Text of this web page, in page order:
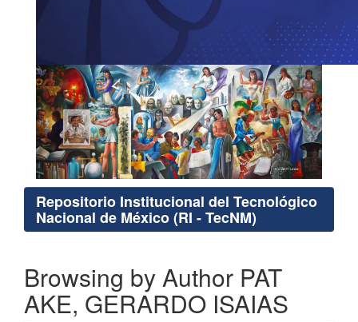
Repositorio Institucional del Tecnológico
Nacional de México (RI - TecNM)
Browsing by Author PAT
AKE, GERARDO ISAIAS